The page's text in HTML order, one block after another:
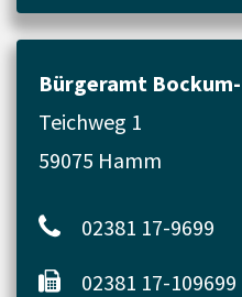
Bürgeramt
Teichweg 1
59075 Hamm
02381 17-9699
02381 17-109699